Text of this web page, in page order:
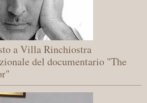
a Villa Rinchiostra
del documentario "The